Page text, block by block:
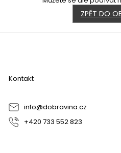
ZPĚT DO
Z
Kontakt
info@dobravina.cz
+420 733 552 823